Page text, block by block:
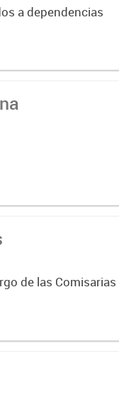
a dependencias
de las Comisarias